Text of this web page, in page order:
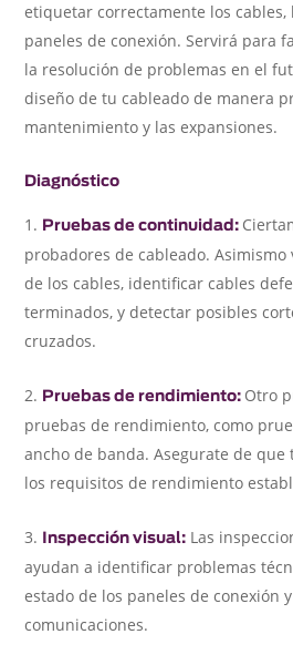
etiquetar correctamente los cables,
paneles de conexión. Servirá para
la resolución de problemas en el
diseño de tu cableado de manera
mantenimiento y las expansiones.
Diagnóstico
Pruebas de continuidad:
probadores de cableado.
de los cables, identificar cables
terminados, y detectar posibles
cruzados.
Pruebas de rendimiento: Otro
pruebas de rendimiento, como
ancho de banda. Asegurate de
los requisitos de rendimiento
Inspección visual: Las
ayudan a identificar problemas
estado de los paneles de conexión
comunicaciones.